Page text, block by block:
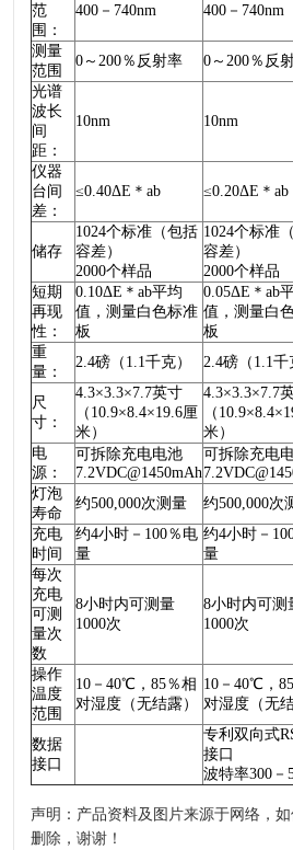
范
围：
400－740nm 400－740nm
测量
范围
0～200％反射率 0～200％反
光谱
波长
间
距：
10nm 10nm
仪器
台间
差：
≤0.40ΔE＊ab ≤0.20ΔE＊ab
储存
1024个标准（包括
容差）
2000个样品
1024个标准
容差）
2000个样品
短期
再现
性：
0.10ΔE＊ab平均
值，测量白色标准
板
0.05ΔE＊ab
值，测量白
板
重
量：
2.4磅（1.1千克） 2.4磅（1.1千
尺
寸：
4.3×3.3×7.7英寸
（10.9×8.4×19.6厘
米）
4.3×3.3×7.7
（
米）
电
源：
可拆除充电电池
7.2VDC@1450mAh
可拆除充电
灯泡
寿命
约500,000次测量 约500,000次
充电
时间
约4小时－100％电
量
约4小时－
量
每次
充电
可测
量次
数
8小时内可测量
1000次
8小时内可测
1000次
操作
温度
范围
10－40℃，85％相
对湿度（无结露）
10－40℃，
对湿度（无结
数据
接口
专利双向式
接口
波特率300－
声明：产品资料及图片来源于网络，
删除，谢谢！